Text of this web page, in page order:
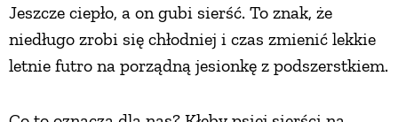
Jeszcze ciepło, a on gubi sierść. To znak, że
niedługo zrobi się chłodniej i czas zmienić lekkie
letnie futro na porządną jesionkę z podszerstkiem.